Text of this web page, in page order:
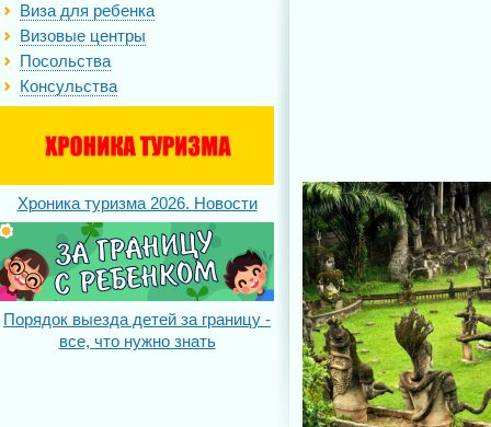
Виза для ребенка
Визовые центры
Посольства
Консульства
Хроника туризма 2026. Новости
Порядок выезда детей за границу -
все, что нужно знать